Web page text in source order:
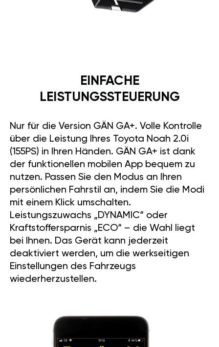
EINFACHE
LEISTUNGSSTEUERUNG
Nur für die Version GÄN GA+. Volle Kontrolle
über die Leistung Ihres Toyota Noah 2.0i
(155PS) in Ihren Händen. GÄN GA+ ist dank
der funktionellen mobilen App bequem zu
nutzen. Passen Sie den Modus an Ihren
persönlichen Fahrstil an, indem Sie die Modi
mit einem Klick umschalten.
Leistungszuwachs „DYNAMIC“ oder
Kraftstoffersparnis „ECO“ – die Wahl liegt
bei Ihnen. Das Gerät kann jederzeit
deaktiviert werden, um die werkseitigen
Einstellungen des Fahrzeugs
wiederherzustellen.